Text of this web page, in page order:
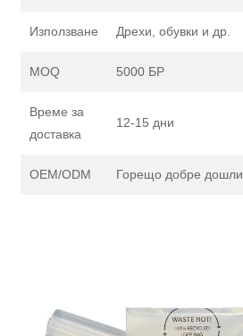
Използване Дрехи, обувки и др.
MOQ 5000 БР
Време за
доставка
12-15 дни
OEM/ODM Горещо добре дошли